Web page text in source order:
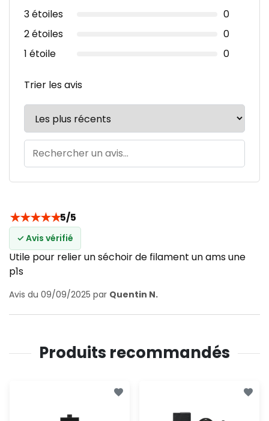
3 étoiles
0
2 étoiles
0
1 étoile
0
Trier les avis
★★★★★5/5
✓ Avis vérifié
Utile pour relier un séchoir de filament un ams une
p1s
Avis du 09/09/2025 par Quentin N.
Produits recommandés